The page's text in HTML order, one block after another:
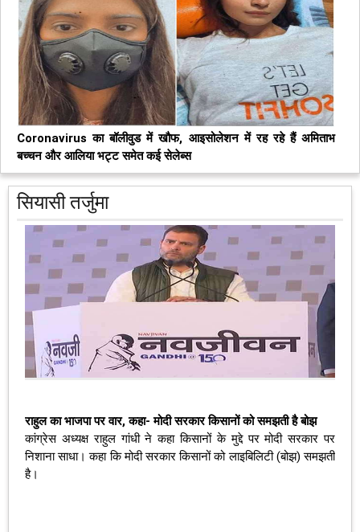
Coronavirus का बॉलीवुड में खौफ, आइसोलेशन में रह रहे हैं अमिताभ
बच्चन और आलिया भट्ट समेत कई सेलेब्स
सियासी तर्जुमा
राहुल का भाजपा पर वार, कहा- मोदी सरकार किसानों को समझती है बोझ
कांग्रेस अध्यक्ष राहुल गांधी ने कहा किसानों के मुद्दे पर मोदी सरकार पर
निशाना साधा। कहा कि मोदी सरकार किसानों को लाइबिलिटी (बोझ) समझती
है।